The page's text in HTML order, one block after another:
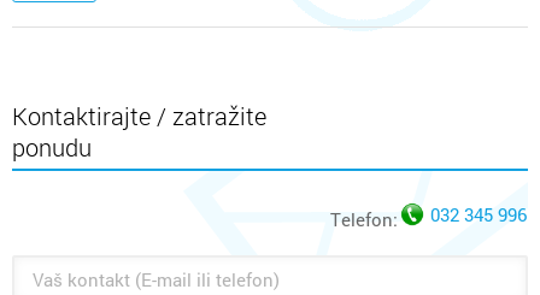
Kontaktirajte / zatražite
ponudu
Telefon: 032 345 996